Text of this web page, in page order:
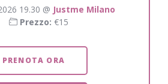
19.30 @ Justme Milano
Prezzo: €15
PRENOTA ORA